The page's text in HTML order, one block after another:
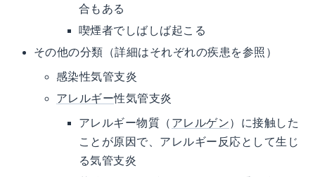
合もある
喫煙者でしばしば起こる
その他の分類（詳細はそれぞれの疾患を参照）
感染性気管支炎
アレルギー性気管支炎
アレルギー物質（ アレルゲン）に接触した
ことが原因で、アレルギー反応として生じ
る気管支炎